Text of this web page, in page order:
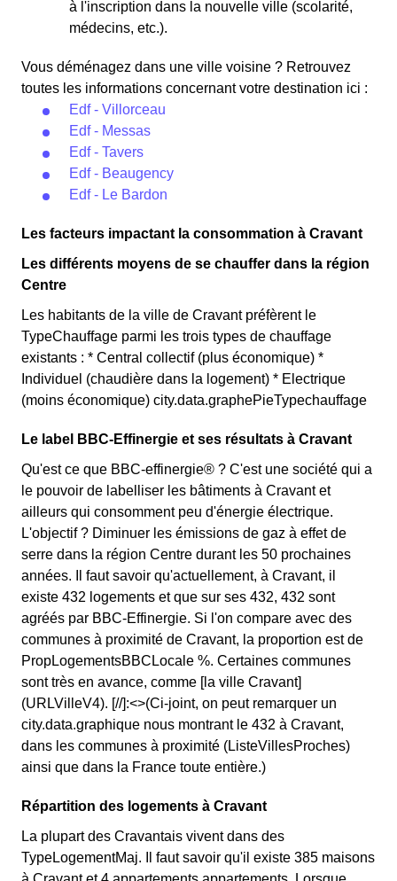
à l'inscription dans la nouvelle ville (scolarité,
médecins, etc.).
Vous déménagez dans une ville voisine ? Retrouvez
toutes les informations concernant votre destination ici :
Edf - Villorceau
Edf - Messas
Edf - Tavers
Edf - Beaugency
Edf - Le Bardon
Les facteurs impactant la consommation à Cravant
Les différents moyens de se chauffer dans la région
Centre
Les habitants de la ville de Cravant préfèrent le
TypeChauffage parmi les trois types de chauffage
existants : * Central collectif (plus économique) *
Individuel (chaudière dans la logement) * Electrique
(moins économique) city.data.graphePieTypechauffage
Le label BBC-Effinergie et ses résultats à Cravant
Qu'est ce que BBC-effinergie® ? C'est une société qui a
le pouvoir de labelliser les bâtiments à Cravant et
ailleurs qui consomment peu d'énergie électrique.
L'objectif ? Diminuer les émissions de gaz à effet de
serre dans la région Centre durant les 50 prochaines
années. Il faut savoir qu'actuellement, à Cravant, il
existe 432 logements et que sur ses 432, 432 sont
agréés par BBC-Effinergie. Si l'on compare avec des
communes à proximité de Cravant, la proportion est de
PropLogementsBBCLocale %. Certaines communes
sont très en avance, comme [la ville Cravant]
(URLVilleV4). [//]:<>(Ci-joint, on peut remarquer un
city.data.graphique nous montrant le 432 à Cravant,
dans les communes à proximité (ListeVillesProches)
ainsi que dans la France toute entière.)
Répartition des logements à Cravant
La plupart des Cravantais vivent dans des
TypeLogementMaj. Il faut savoir qu'il existe 385 maisons